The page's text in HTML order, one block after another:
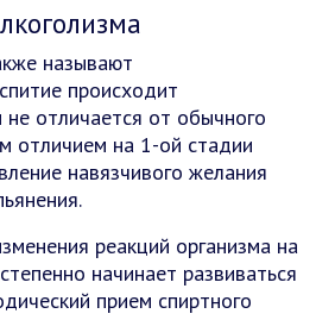
называют
происходит
не отличается от обычного
отличием на 1-ой стадии
навязчивого желания
реакций организма на
начинает развиваться
прием спиртного